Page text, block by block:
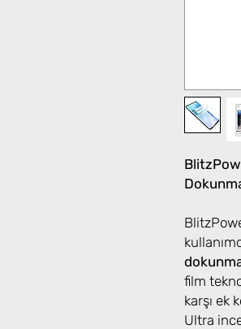
film
karşı ek
Ultra